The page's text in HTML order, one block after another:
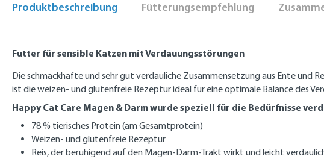
Produktbeschreibung Fütterungsempfehlung
Futter für sensible Katzen mit Verdauungsstörungen
Die schmackhafte und sehr gut verdauliche Zusammensetzung aus Ente
ist die weizen- und glutenfreie Rezeptur ideal für eine optimale Balance des
Happy Cat Care Magen & Darm wurde speziell für die Bedürfnisse
78 % tierisches Protein (am Gesamtprotein)
Weizen- und glutenfreie Rezeptur
Reis, der beruhigend auf den Magen-Darm-Trakt wirkt und leicht